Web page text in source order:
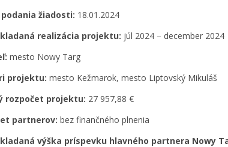
žiadosti: 18.01.2024
realizácia projektu: júl 2024 – december 2024
mesto Nowy Targ
projektu: mesto Kežmarok, mesto Liptovský Mikuláš
rozpočet projektu: 27 957,88 €
partnerov: bez finančného plnenia
výška príspevku hlavného partnera Nowy